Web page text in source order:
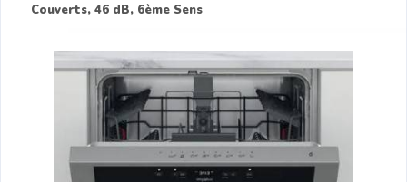
Couverts, 46 dB, 6ème Sens